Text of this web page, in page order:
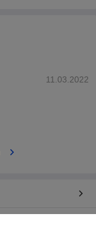
11.03.2022